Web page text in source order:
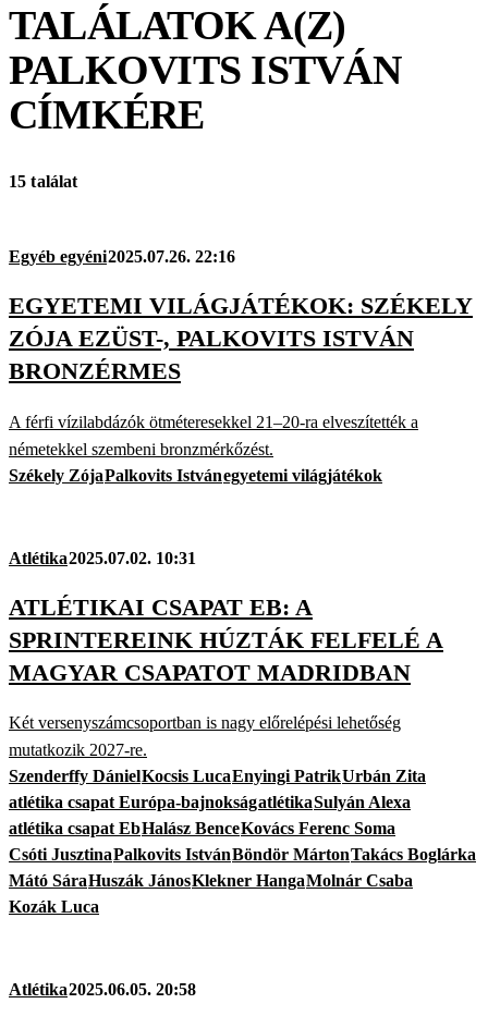
TALÁLATOK A(Z)
PALKOVITS ISTVÁN
CÍMKÉRE
15 találat
Egyéb egyéni2025.07.26. 22:16
EGYETEMI VILÁGJÁTÉKOK: SZÉKELY
ZÓJA EZÜST-, PALKOVITS ISTVÁN
BRONZÉRMES
A férfi vízilabdázók ötméteresekkel 21–20-ra elveszítették a
németekkel szembeni bronzmérkőzést.
Székely ZójaPalkovits Istvánegyetemi világjátékok
Atlétika2025.07.02. 10:31
ATLÉTIKAI CSAPAT EB: A
SPRINTEREINK HÚZTÁK FELFELÉ A
MAGYAR CSAPATOT MADRIDBAN
Két versenyszámcsoportban is nagy előrelépési lehetőség
mutatkozik 2027-re.
Szenderffy DánielKocsis LucaEnyingi PatrikUrbán Zita
atlétika csapat Európa-bajnokságatlétikaSulyán Alexa
atlétika csapat EbHalász BenceKovács Ferenc Soma
Csóti JusztinaPalkovits IstvánBöndör MártonTakács Boglárka
Mátó SáraHuszák JánosKlekner HangaMolnár Csaba
Kozák Luca
Atlétika2025.06.05. 20:58